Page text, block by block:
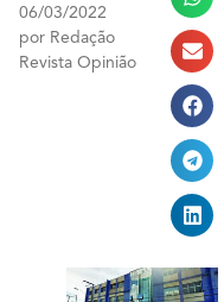
06/03/2022
por Redação
Revista Opinião